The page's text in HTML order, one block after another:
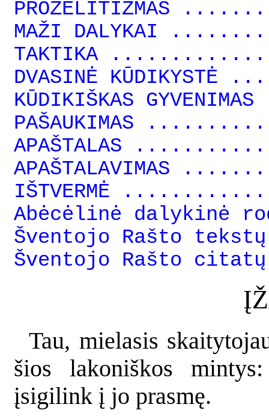
PROZELITIZMAS
MAŽI DALYKAI
TAKTIKA
DVASINĖ
KŪDIKIŠKAS
PAŠAUKIMAS
APAŠTALAS
APAŠTALAVIMAS
IŠTVERMĖ
Abėcėlinė
Šventojo Rašto
Šventojo Rašto
Tau, mielasis
šios lakoniškos
įsigilink į jo prasmę.